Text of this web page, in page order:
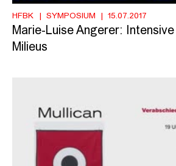
HFBK SYMPOSIUM 15.07.2017
Marie-Luise Angerer: Intensive
Milieus